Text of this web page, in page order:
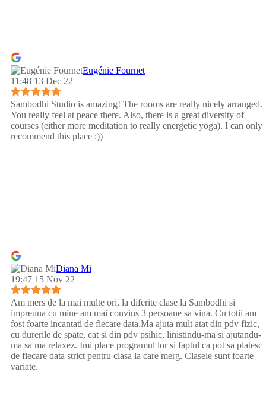
Eugénie Fournet
11:48 13 Dec 22
Sambodhi Studio is amazing! The rooms are really nicely arranged.
You really feel at peace there. Also, there is a great diversity of
courses (either more meditation to really energetic yoga). I can only
recommend this place :))
Diana Mi
19:47 15 Nov 22
Am mers de la mai multe ori, la diferite clase la Sambodhi si
impreuna cu mine am mai convins 3 persoane sa vina. Cu totii am
fost foarte incantati de fiecare data.Ma ajuta mult atat din pdv fizic,
cu durerile de spate, cat si din pdv psihic, linistindu-ma si ajutandu-
ma sa ma relaxez. Imi place programul lor si faptul ca pot sa platesc
de fiecare data strict pentru clasa la care merg. Clasele sunt foarte
variate.